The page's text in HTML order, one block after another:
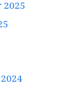
2025